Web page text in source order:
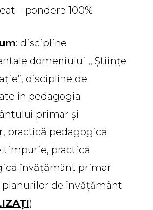
– pondere 100%
: discipline
domeniului ,, Științe
discipline de
în pedagogia
primar și
practică pedagogică
timpurie, practică
învățământ primar
de învățământ
)